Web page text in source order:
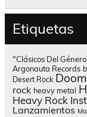
Etiquetas
"Clásicos Del
Argonauta Records
Desert Rock Doom
rock heavy metal
Heavy Rock
Lanzamientos